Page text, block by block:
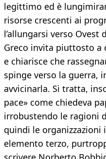
legittimo ed è
risorse crescenti ai
l’allungarsi verso Ovest
Greco invita piuttosto a
e chiarisce che
spinge verso la guerra,
avvicinarla. Si tratta,
pace» come chiedeva
irrobustendo le ragioni
quindi le organizzazioni
elemento terzo,